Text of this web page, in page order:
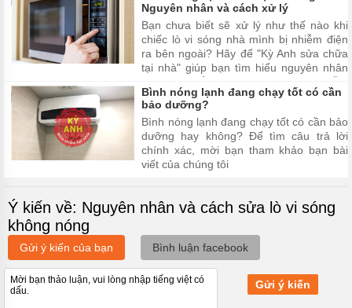
Nguyên nhân và cách xử lý
Bạn chưa biết sẽ xử lý như thế nào khi
chiếc lò vi sóng nhà mình bị nhiễm điện
ra bên ngoài? Hãy để "Kỳ Anh sửa chữa
tại nhà" giúp bạn tìm hiểu nguyên nhân
điện ra bên ngoài trong bài viết dưới đây
nhé!
Bình nóng lạnh đang chạy tốt có cần
bảo dưỡng?
Bình nóng lạnh đang chạy tốt có cần bảo
dưỡng hay không? Để tìm câu trả lời
chính xác, mời bạn tham khảo bạn bài
viết của chúng tôi
Ý kiến về: Nguyên nhân và cách sửa lò vi sóng
không nóng
Gửi ý kiến của bạn Bình luận facebook
Gửi ý kiến